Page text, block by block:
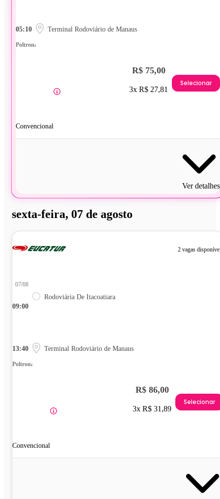
05:10 Terminal Rodoviário de Manaus
Poltrona
Convencional
R$ 75,00
3x R$ 27,81
Selecionar
Ver detalhes
sexta-feira, 07 de agosto
2 vagas
09:00
07/08
Rodoviária De Itacoatiara
13:40 Terminal Rodoviário de Manaus
Poltrona
Convencional
R$ 86,00
3x R$ 31,89
Selecionar